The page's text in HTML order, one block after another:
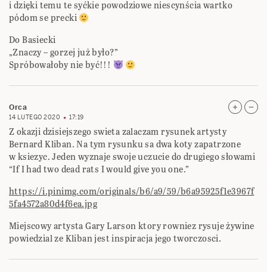
i dzięki temu te syćkie powodziowe niescynścia wartko
pódom se precki
Do Basiecki
„Znaczy – gorzej już było?”
Spróbowałoby nie być!!!
Orca
14 LUTEGO 2020 17:19
Z okazji dzisiejszego swieta zalaczam rysunek artysty
Bernard Kliban. Na tym rysunku sa dwa koty zapatrzone
w ksiezyc. Jeden wyznaje swoje uczucie do drugiego słowami
“If I had two dead rats I would give you one.”
https://i.pinimg.com/originals/b6/a9/59/b6a95925f1e3967f
5fa4572a80d4f6ea.jpg
Miejscowy artysta Gary Larson ktory rowniez rysuje żywine
powiedzial ze Kliban jest inspiracja jego tworczosci.